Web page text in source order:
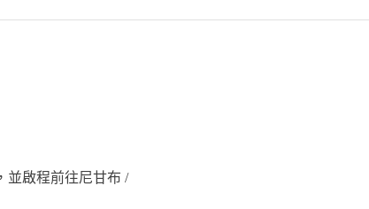
並啟程前往尼甘布 /